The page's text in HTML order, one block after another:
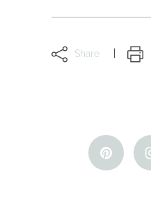
Share